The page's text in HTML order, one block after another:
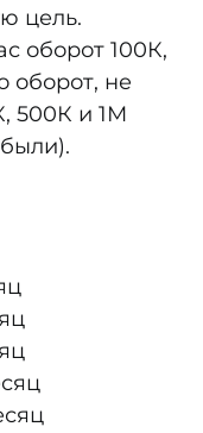
цель.
оборот 100К,
оборот, не
500К и 1М